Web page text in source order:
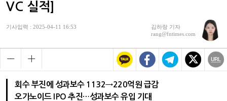
VC 실적]
기사입력 : 2025-04-11 16:53
김하랑 기자
rang@fntimes.com
회수 부진에 성과보수 1132→220억원 급감
오가노이드 IPO 추진…성과보수 유입 기대